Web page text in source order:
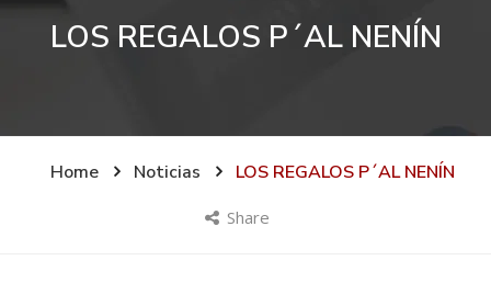
LOS REGALOS P´AL NENÍN
Home Noticias LOS REGALOS P´AL NENÍN
Share